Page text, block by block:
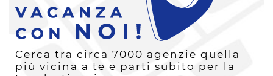
Cerca tra circa 7000 agenzie quella
più vicina a te e parti subito per la